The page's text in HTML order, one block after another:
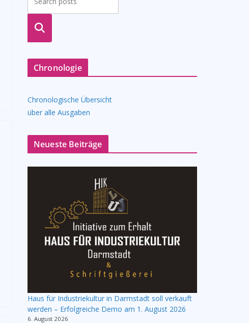
suche
Chronologie
Chronologische Übersicht
über alle Ausgaben
Neueste Beiträge
Haus für Industriekultur in Darmstadt soll verkauft
werden – Erfolgreiche Demo am 1. August 2026
6. August 2026